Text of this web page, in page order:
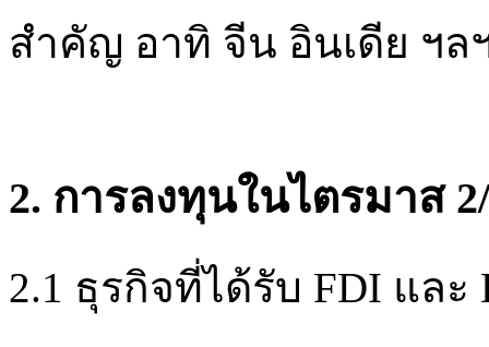
สำคัญ อาทิ จีน อินเดีย ฯล
2. การลงทุนในไตรมาส
2.1 ธุรกิจที่ได้รับ FDI แล